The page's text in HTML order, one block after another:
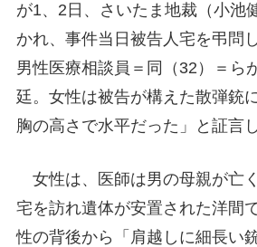
が1、2日、さいたま地裁（小池
かれ、事件当日被告人宅を弔問
男性医療相談員＝同（32）＝ら
廷。女性は被告が構えた散弾銃
胸の高さで水平だった」と証言し
女性は、医師は男の母親が亡
宅を訪れ遺体が安置された洋間
性の背後から「肩越しに細長い